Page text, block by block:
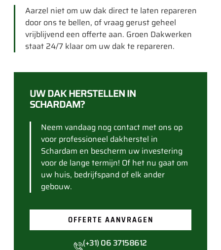
Aarzel niet om uw dak direct te laten repareren
door ons te bellen, of vraag gerust geheel
vrijblijvend een offerte aan. Groen Dakwerken
staat 24/7 klaar om uw dak te repareren.
UW DAK HERSTELLEN IN
SCHARDAM?
Neem vandaag nog contact met ons op
voor professioneel dakherstel in
Schardam en bescherm uw investering
voor de lange termijn! Of het nu gaat om
uw huis, bedrijfspand of elk ander
gebouw.
OFFERTE AANVRAGEN
(+31) 06 37158612